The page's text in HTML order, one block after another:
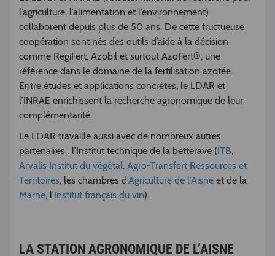
l’agriculture, l’alimentation et l’environnement)
collaborent depuis plus de 50 ans. De cette fructueuse
coopération sont nés des outils d’aide à la décision
comme RegiFert, Azobil et surtout AzoFert®, une
référence dans le domaine de la fertilisation azotée.
Entre études et applications concrètes, le LDAR et
l’INRAE enrichissent la recherche agronomique de leur
complémentarité.
Le LDAR travaille aussi avec de nombreux autres
partenaires : l’Institut technique de la betterave (ITB,
Arvalis Institut du végétal, Agro-Transfert Ressources et
Territoires, les chambres d’Agriculture de l’Aisne et de la
Marne, l’Institut français du vin).
LA STATION AGRONOMIQUE DE L’AISNE